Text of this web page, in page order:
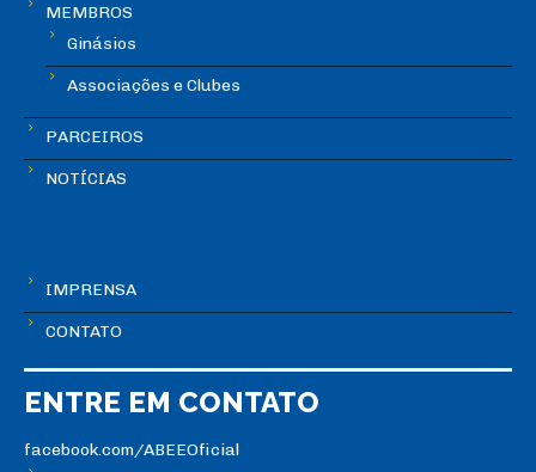
MEMBROS
Ginásios
Associações e Clubes
PARCEIROS
NOTÍCIAS
IMPRENSA
CONTATO
ENTRE EM CONTATO
facebook.com/ABEEOficial